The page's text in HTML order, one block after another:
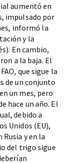
aumentó en
impulsado por
informó la
y la
En cambio,
a la baja. El
que sigue la
de un conjunto
un mes, pero
hace un año. El
debido a
Unidos (EU),
y en la
del trigo sigue